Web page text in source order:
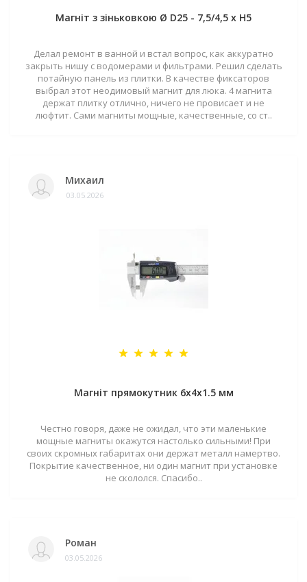
Магніт з зіньковкою Ø D25 - 7,5/4,5 х H5
Делал ремонт в ванной и встал вопрос, как аккуратно
закрыть нишу с водомерами и фильтрами. Решил сделать
потайную панель из плитки. В качестве фиксаторов
выбрал этот неодимовый магнит для люка. 4 магнита
держат плитку отлично, ничего не провисает и не
люфтит. Сами магниты мощные, качественные, со ст..
Михаил
03.05.2026
Магніт прямокутник 6х4х1.5 мм
Честно говоря, даже не ожидал, что эти маленькие
мощные магниты окажутся настолько сильными! При
своих скромных габаритах они держат металл намертво.
Покрытие качественное, ни один магнит при установке
не скололся. Спасибо..
Роман
03.05.2026